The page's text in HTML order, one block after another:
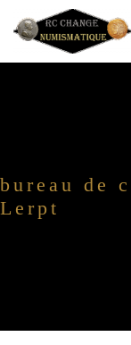
Panneau de
bureau de
Lerpt